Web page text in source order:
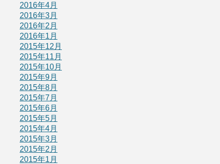
2016年4月
2016年3月
2016年2月
2016年1月
2015年12月
2015年11月
2015年10月
2015年9月
2015年8月
2015年7月
2015年6月
2015年5月
2015年4月
2015年3月
2015年2月
2015年1月